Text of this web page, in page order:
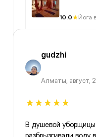
10.0 Йога
gudzhi
Алматы, август,
В душевой уборщицы